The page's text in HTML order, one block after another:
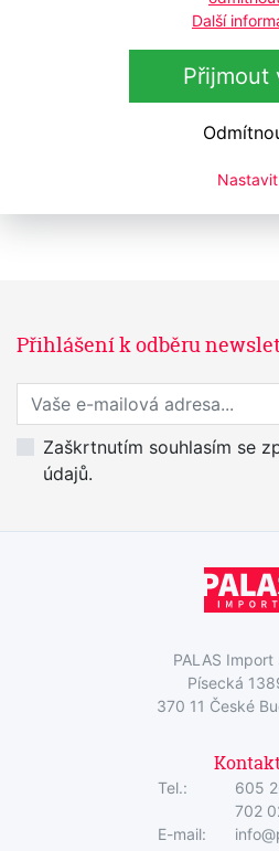
Další
Přijmout
Nastavit
1 599 Kč s
1 321,49 Kč
ANDIS 24495 -
2 764,46 Kčbez DPH
Přihlášení k odběru
Přihlaste se k odběru novinek
Zaškrtnutím souhlasím se
údajů.
PALAS Import
Písecká
370 11 České
Tel.:
605
702
E-mail: